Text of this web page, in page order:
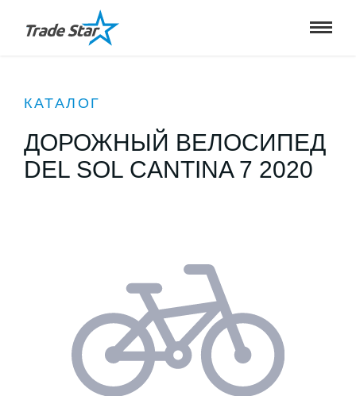
КАТАЛОГ
ДОРОЖНЫЙ ВЕЛОСИПЕД
DEL SOL CANTINA 7 2020